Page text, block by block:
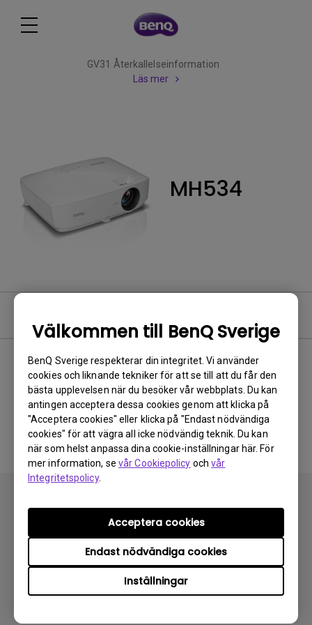
Välkommen till BenQ Sverige
BenQ Sverige respekterar din integritet. Vi använder
cookies och liknande tekniker för att se till att du får den
bästa upplevelsen när du besöker vår webbplats. Du kan
antingen acceptera dessa cookies genom att klicka på
"Acceptera cookies" eller klicka på "Endast nödvändiga
cookies" för att vägra all icke nödvändig teknik. Du kan
när som helst anpassa dina cookie-inställningar här. För
mer information, se vår Cookiepolicy ochvår
Integritetspolicy.
Inställningar
Endast nödvändiga cookies
Acceptera cookies
GV31 Återkallelseinformation
Läs mer
MH534
Ingen relaterad
programvara och drivrutin
Prenumerera
Produkter